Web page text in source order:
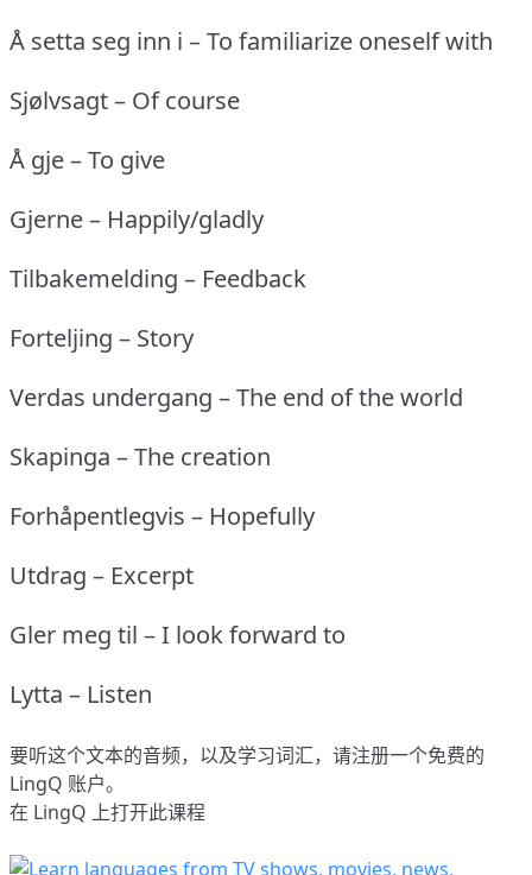
Å setta seg inn i – To familiarize oneself with
Sjølvsagt – Of course
Å gje – To give
Gjerne – Happily/gladly
Tilbakemelding – Feedback
Forteljing – Story
Verdas undergang – The end of the world
Skapinga – The creation
Forhåpentlegvis – Hopefully
Utdrag – Excerpt
Gler meg til – I look forward to
Lytta – Listen
要听这个文本的音频，以及学习词汇，请注册一个免费的
LingQ 账户。
在 LingQ 上打开此课程